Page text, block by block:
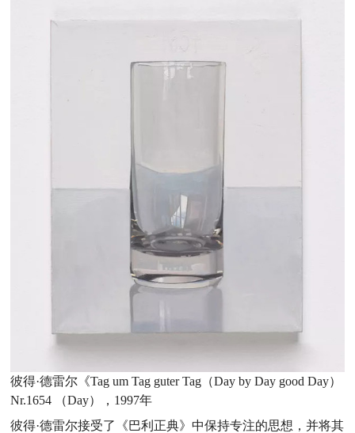
彼得·德雷尔《Tag um Tag guter Tag（Day by Day good Day）
Nr.1654 （Day），1997年
彼得·德雷尔接受了《巴利正典》中保持专注的思想，并将其